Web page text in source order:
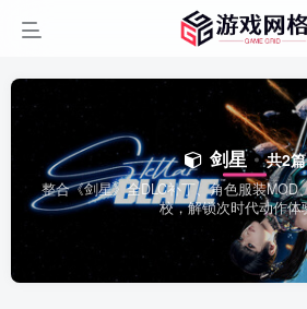
剑星 共2篇
整合《剑星》全DLC补丁、角色服装MOD
校，解锁次时代动作体